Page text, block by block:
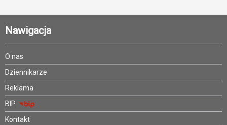
Nawigacja
O nas
Dziennikarze
Reklama
BIP
Kontakt